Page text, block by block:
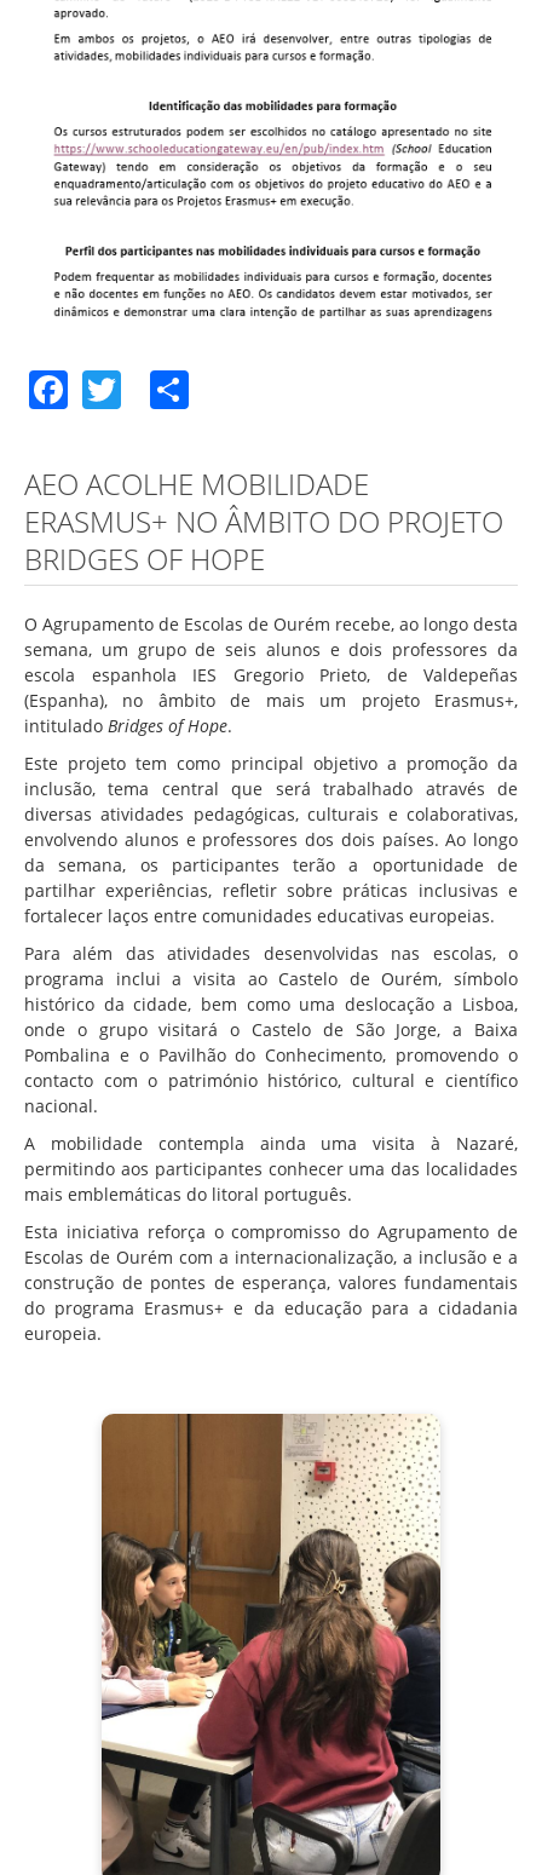
Facebook
Twitter
AEO ACOLHE MOBILIDADE
ERASMUS+ NO ÂMBITO DO PROJETO
BRIDGES OF HOPE
O Agrupamento de Escolas de Ourém recebe, ao longo desta
semana, um grupo de seis alunos e dois professores da
escola espanhola IES Gregorio Prieto, de Valdepeñas
(Espanha), no âmbito de mais um projeto Erasmus+,
intitulado Bridges of Hope.
Este projeto tem como principal objetivo a promoção da
inclusão, tema central que será trabalhado através de
diversas atividades pedagógicas, culturais e colaborativas,
envolvendo alunos e professores dos dois países. Ao longo
da semana, os participantes terão a oportunidade de
partilhar experiências, refletir sobre práticas inclusivas e
fortalecer laços entre comunidades educativas europeias.
Para além das atividades desenvolvidas nas escolas, o
programa inclui a visita ao Castelo de Ourém, símbolo
histórico da cidade, bem como uma deslocação a Lisboa,
onde o grupo visitará o Castelo de São Jorge, a Baixa
Pombalina e o Pavilhão do Conhecimento, promovendo o
contacto com o património histórico, cultural e científico
nacional.
A mobilidade contempla ainda uma visita à Nazaré,
permitindo aos participantes conhecer uma das localidades
mais emblemáticas do litoral português.
Esta iniciativa reforça o compromisso do Agrupamento de
Escolas de Ourém com a internacionalização, a inclusão e a
construção de pontes de esperança, valores fundamentais
do programa Erasmus+ e da educação para a cidadania
europeia.